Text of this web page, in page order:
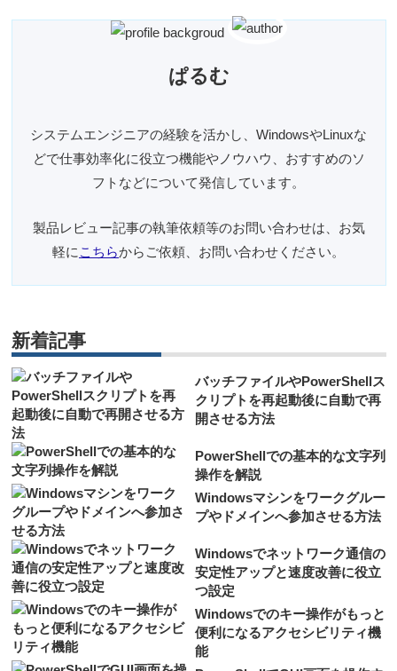
ぱるむ
システムエンジニアの経験を活かし、WindowsやLinuxな
どで仕事効率化に役立つ機能やノウハウ、おすすめのソ
フトなどについて発信しています。
製品レビュー記事の執筆依頼等のお問い合わせは、お気
軽に こちらからご依頼、お問い合わせください。
新着記事
バッチファイルやPowerShellス
クリプトを再起動後に自動で再
開させる方法
PowerShellでの基本的な文字列
操作を解説
Windowsマシンをワークグルー
プやドメインへ参加させる方法
Windowsでネットワーク通信の
安定性アップと速度改善に役立
つ設定
Windowsでのキー操作がもっと
便利になるアクセシビリティ機
能